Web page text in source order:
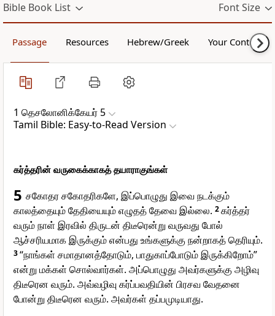
Bible Book List Font Size
Passage Resources Hebrew/Greek Your Content
1 தெசலோனிக்கேயர் 5
Tamil Bible: Easy-to-Read Version
கர்த்தரின் வருகைக்காகத் தயாராகுங்கள்
5 சகோதர சகோதரிகளே, இப்பொழுது இவை நடக்கும்
காலத்தையும் தேதியையும் எழுதத் தேவை இல்லை. 2கர்த்தர்
வரும் நாள் இரவில் திருடன் திடீரென்று வருவது போல்
ஆச்சரியமாக இருக்கும் என்பது உங்களுக்கு நன்றாகத் தெரியும்.
3“நாங்கள் சமாதானத்தோடும், பாதுகாப்போடும் இருக்கிறோம்”
என்று மக்கள் சொல்வார்கள். அப்பொழுது அவர்களுக்கு அழிவு
திடீரென வரும். அவ்வழிவு கர்ப்பவதியின் பிரசவ வேதனை
போன்று திடீரென வரும். அவர்கள் தப்பமுடியாது.